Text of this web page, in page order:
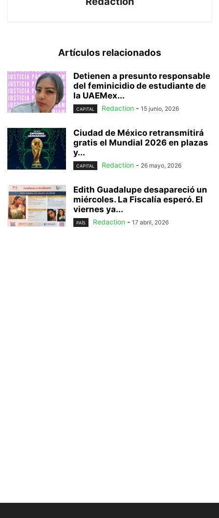
Artículos relacionados
Detienen a presunto responsable
del feminicidio de estudiante de
la UAEMex...
CAPITAL Redaction - 15 junio, 2026
Ciudad de México retransmitirá
gratis el Mundial 2026 en plazas
y...
CAPITAL Redaction - 26 mayo, 2026
Edith Guadalupe desapareció un
miércoles. La Fiscalía esperó. El
viernes ya...
PAÍS Redaction - 17 abril, 2026